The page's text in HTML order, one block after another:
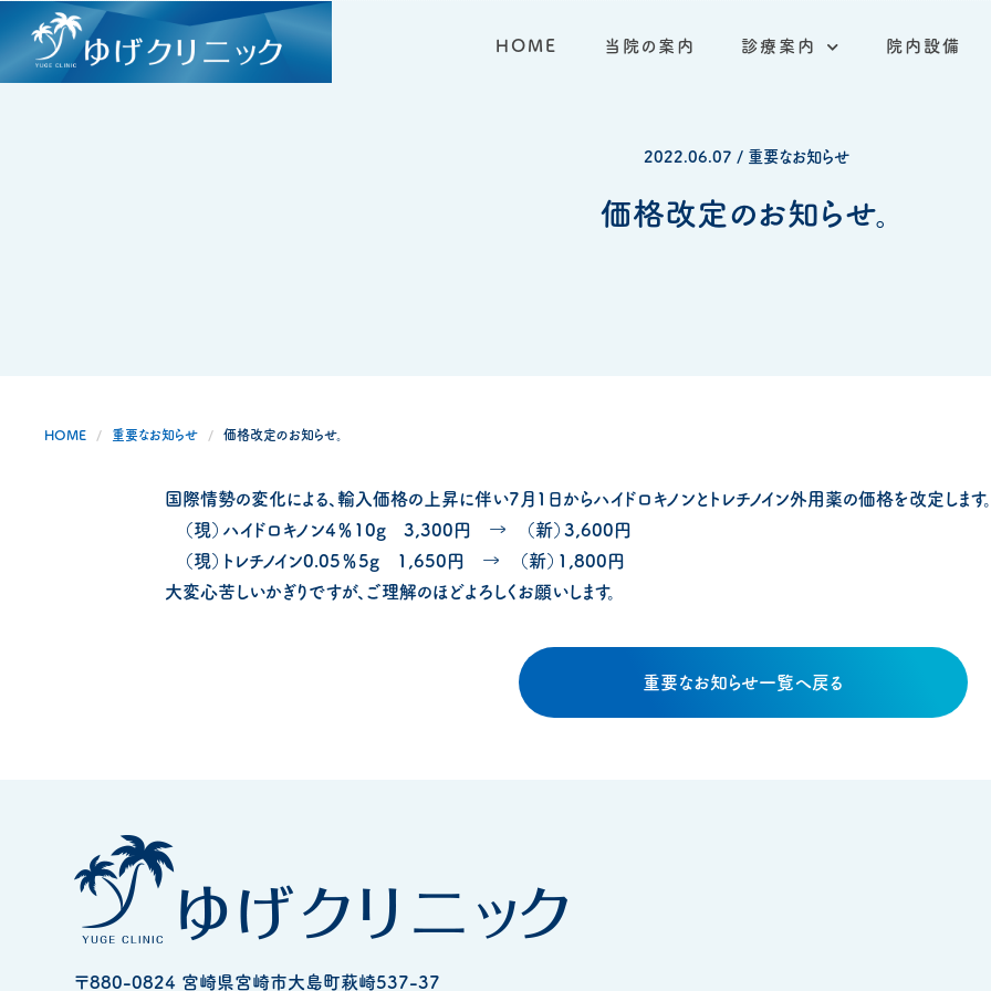
HOME 当院の案内 診療案内 院内設備
2022.06.07 / 重要なお知らせ
価格改定のお知らせ。
HOME 重要なお知らせ 価格改定のお知らせ。
国際情勢の変化による、輸入価格の上昇に伴い7月1日からハイドロキノンとトレチノイン外用薬の価格を改定します。
（現）ハイドロキノン4％10g 3,300円 → （新）3,600円
（現）トレチノイン0.05％5g 1,650円 → （新）1,800円
大変心苦しいかぎりですが、ご理解のほどよろしくお願いします。
重要なお知らせ一覧へ戻る
〒880-0824 宮崎県宮崎市大島町萩崎537-37